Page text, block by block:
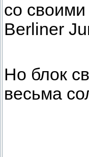
со
Berliner
Но блок
весьма